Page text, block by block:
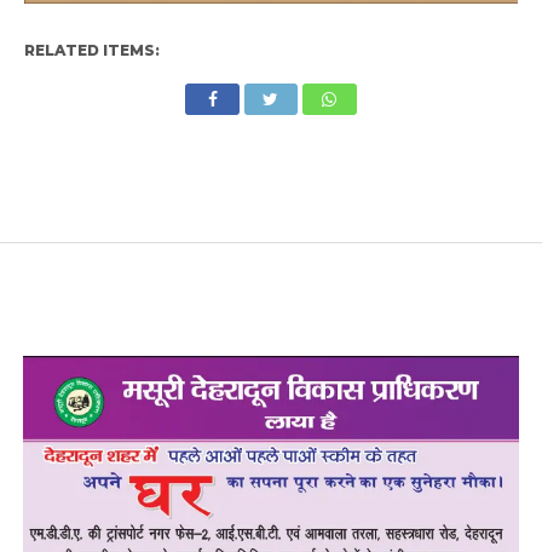
RELATED ITEMS: